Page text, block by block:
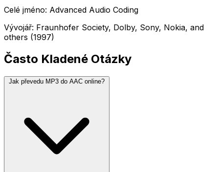
Celé jméno: Advanced Audio Coding
Vývojář: Fraunhofer Society, Dolby, Sony, Nokia, and
others (1997)
Často Kladené Otázky
Jak převedu MP3 do AAC online?